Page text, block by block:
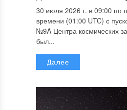
30 июля 2026 г. в 09:00 по
времени (01:00 UTC) с
№9A Центра космических
был...
Далее